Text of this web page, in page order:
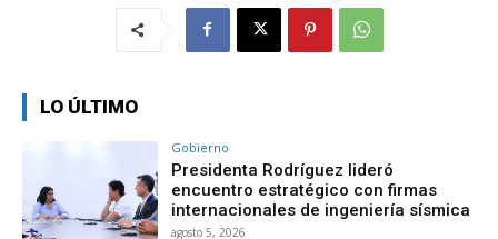
LO ÚLTIMO
Gobierno
Presidenta Rodríguez lideró
encuentro estratégico con firmas
internacionales de ingeniería sísmica
agosto 5, 2026